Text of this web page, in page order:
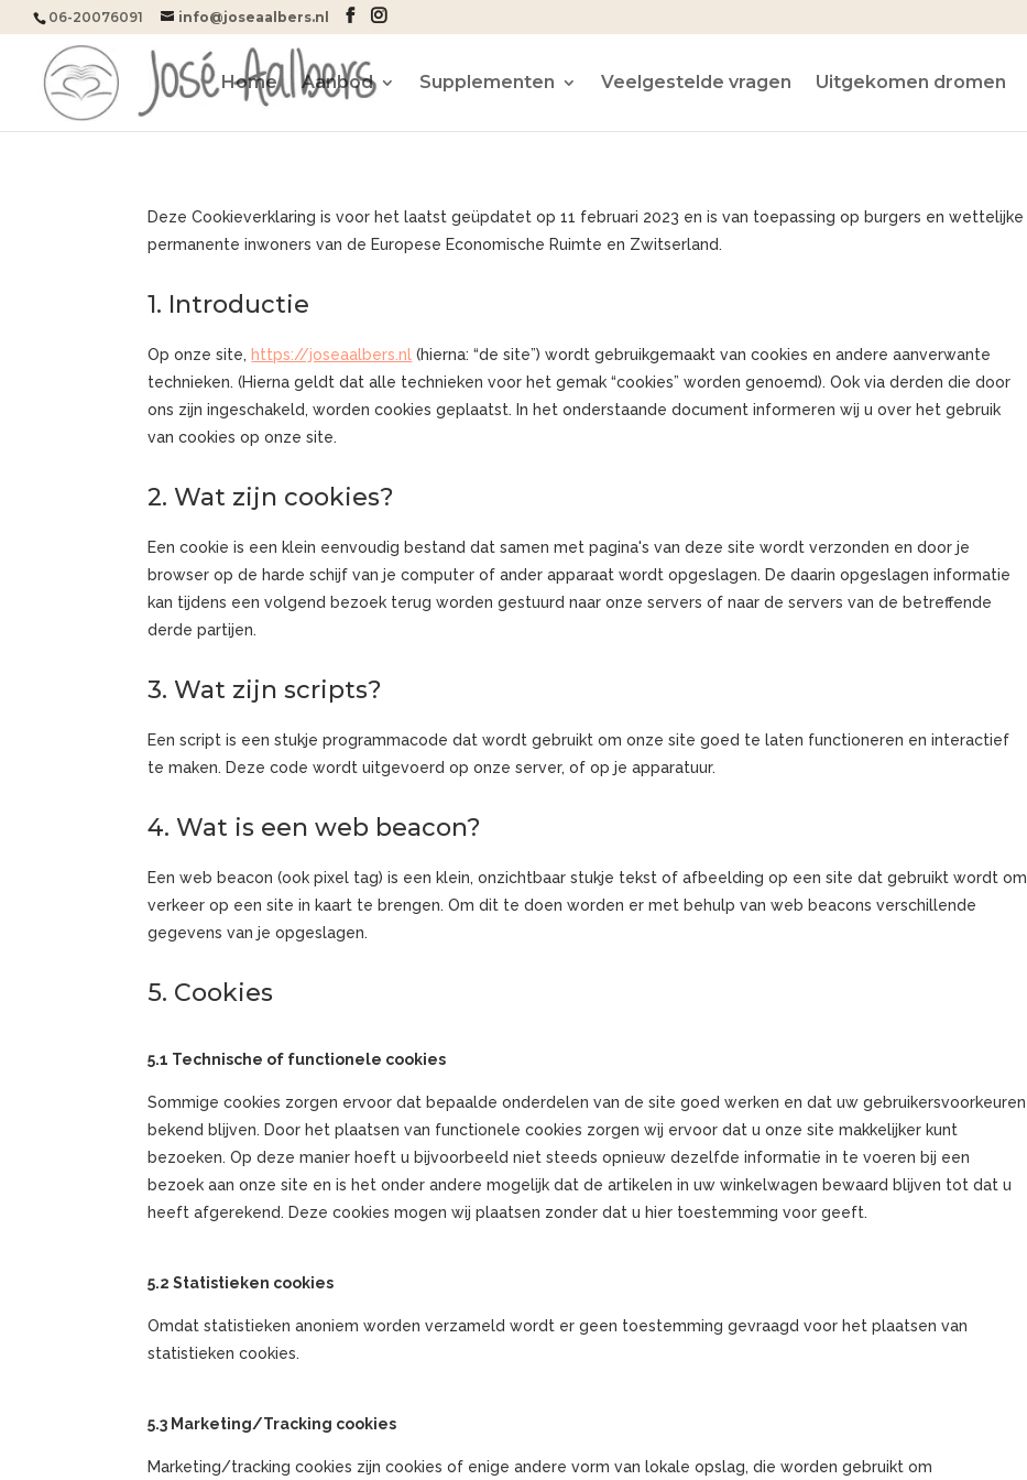
06-20076091 info@joseaalbers.nl
Home Aanbod Supplementen Veelgestelde vragen Uitgekomen dromen
Deze Cookieverklaring is voor het laatst geüpdatet op 11 februari 2023 en is van toepassing op burgers en wettelijke
permanente inwoners van de Europese Economische Ruimte en Zwitserland.
1. Introductie
Op onze site, https://joseaalbers.nl (hierna: “de site”) wordt gebruikgemaakt van cookies en andere aanverwante
technieken. (Hierna geldt dat alle technieken voor het gemak “cookies” worden genoemd). Ook via derden die door
ons zijn ingeschakeld, worden cookies geplaatst. In het onderstaande document informeren wij u over het gebruik
van cookies op onze site.
2. Wat zijn cookies?
Een cookie is een klein eenvoudig bestand dat samen met pagina's van deze site wordt verzonden en door je
browser op de harde schijf van je computer of ander apparaat wordt opgeslagen. De daarin opgeslagen informatie
kan tijdens een volgend bezoek terug worden gestuurd naar onze servers of naar de servers van de betreffende
derde partijen.
3. Wat zijn scripts?
Een script is een stukje programmacode dat wordt gebruikt om onze site goed te laten functioneren en interactief
te maken. Deze code wordt uitgevoerd op onze server, of op je apparatuur.
4. Wat is een web beacon?
Een web beacon (ook pixel tag) is een klein, onzichtbaar stukje tekst of afbeelding op een site dat gebruikt wordt om
verkeer op een site in kaart te brengen. Om dit te doen worden er met behulp van web beacons verschillende
gegevens van je opgeslagen.
5. Cookies
5.1 Technische of functionele cookies
Sommige cookies zorgen ervoor dat bepaalde onderdelen van de site goed werken en dat uw gebruikersvoorkeuren
bekend blijven. Door het plaatsen van functionele cookies zorgen wij ervoor dat u onze site makkelijker kunt
bezoeken. Op deze manier hoeft u bijvoorbeeld niet steeds opnieuw dezelfde informatie in te voeren bij een
bezoek aan onze site en is het onder andere mogelijk dat de artikelen in uw winkelwagen bewaard blijven tot dat u
heeft afgerekend. Deze cookies mogen wij plaatsen zonder dat u hier toestemming voor geeft.
5.2 Statistieken cookies
Omdat statistieken anoniem worden verzameld wordt er geen toestemming gevraagd voor het plaatsen van
statistieken cookies.
5.3 Marketing/Tracking cookies
Marketing/tracking cookies zijn cookies of enige andere vorm van lokale opslag, die worden gebruikt om